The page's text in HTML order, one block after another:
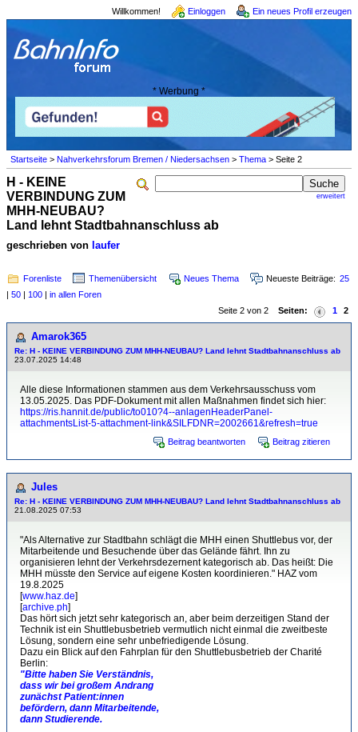
Willkommen! Einloggen Ein neues Profil erzeugen
* Werbung *
Startseite > Nahverkehrsforum Bremen / Niedersachsen > Thema > Seite 2
erweitert
H - KEINE
VERBINDUNG ZUM
MHH-NEUBAU?
Land lehnt Stadtbahnanschluss ab
geschrieben von laufer
Forenliste Themenübersicht Neues Thema Neueste Beiträge: 25
| 50 | 100 | in allen Foren
Seite 2 von 2 Seiten: 1 2
Amarok365
Re: H - KEINE VERBINDUNG ZUM MHH-NEUBAU? Land lehnt Stadtbahnanschluss ab
23.07.2025 14:48
Alle diese Informationen stammen aus dem Verkehrsausschuss vom
13.05.2025. Das PDF-Dokument mit allen Maßnahmen findet sich hier:
https://ris.hannit.de/public/to010?4--anlagenHeaderPanel-
attachmentsList-5-attachment-link&SILFDNR=2002661&refresh=true
Beitrag beantworten Beitrag zitieren
Jules
Re: H - KEINE VERBINDUNG ZUM MHH-NEUBAU? Land lehnt Stadtbahnanschluss ab
21.08.2025 07:53
"Als Alternative zur Stadtbahn schlägt die MHH einen Shuttlebus vor, der
Mitarbeitende und Besuchende über das Gelände fährt. Ihn zu
organisieren lehnt der Verkehrsdezernent kategorisch ab. Das heißt: Die
MHH müsste den Service auf eigene Kosten koordinieren." HAZ vom
19.8.2025
[www.haz.de]
[archive.ph]
Das hört sich jetzt sehr kategorisch an, aber beim derzeitigen Stand der
Technik ist ein Shuttlebusbetrieb vermutlich nicht einmal die zweitbeste
Lösung, sondern eine sehr unbefriedigende Lösung.
Dazu ein Blick auf den Fahrplan für den Shuttlebusbetrieb der Charité
Berlin:
"Bitte haben Sie Verständnis,
dass wir bei großem Andrang
zunächst Patient:innen
befördern, dann Mitarbeitende,
dann Studierende.